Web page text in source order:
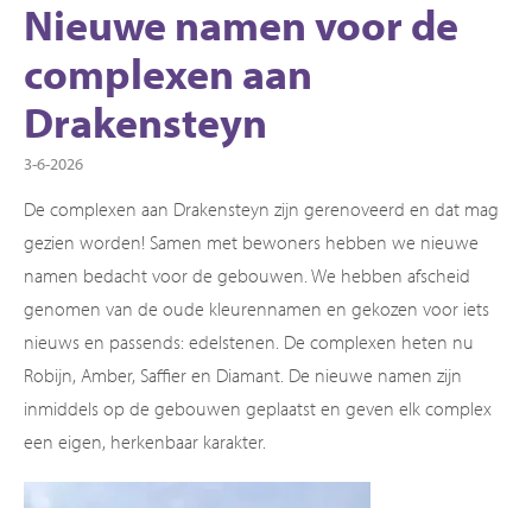
Nieuwe namen voor de
complexen aan
Drakensteyn
3-6-2026
De complexen aan Drakensteyn zijn gerenoveerd en dat mag
gezien worden! Samen met bewoners hebben we nieuwe
namen bedacht voor de gebouwen. We hebben afscheid
genomen van de oude kleurennamen en gekozen voor iets
nieuws en passends: edelstenen. De complexen heten nu
Robijn, Amber, Saffier en Diamant. De nieuwe namen zijn
inmiddels op de gebouwen geplaatst en geven elk complex
een eigen, herkenbaar karakter.